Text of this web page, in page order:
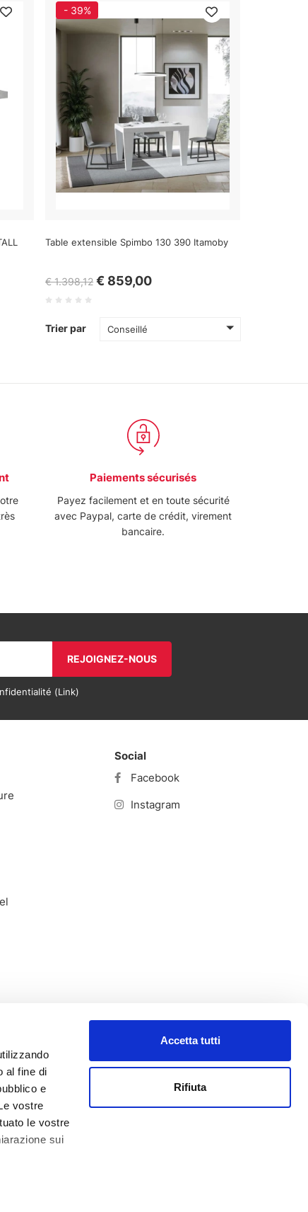
al fine di
e
vostre
le vostre
sui
Accetta tutti
Rifiuta
- 39%
Table extensible Spimbo 130 390 Itamoby
€ 1.398,12 € 859,00
Trier par Conseillé
Paiements sécurisés
Payez facilement et en toute sécurité
avec Paypal, carte de crédit, virement
bancaire.
REJOIGNEZ-NOUS
(Link)
Social
Facebook
Instagram